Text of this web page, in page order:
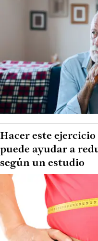
Hacer este
puede ayudar a
según un estudio